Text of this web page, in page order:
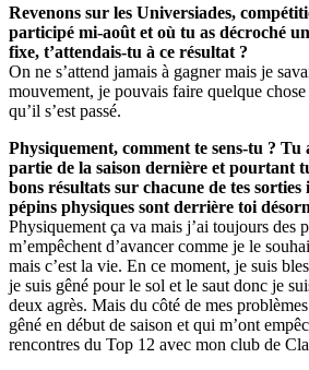
Revenons sur les Universiades,
participé mi-août et où tu as décroché
fixe, t’attendais-tu à ce résultat ?
On ne s’attend jamais à gagner mais je
mouvement, je pouvais faire quelque chose
qu’il s’est passé.
Physiquement, comment te sens-tu ? Tu
partie de la saison dernière et pourtant
bons résultats sur chacune de tes
pépins physiques sont derrière toi
Physiquement ça va mais j’ai toujours des
m’empêchent d’avancer comme je le
mais c’est la vie. En ce moment, je suis
je suis gêné pour le sol et le saut donc je
deux agrès. Mais du côté de mes
gêné en début de saison et qui m’ont
rencontres du Top 12 avec mon club de